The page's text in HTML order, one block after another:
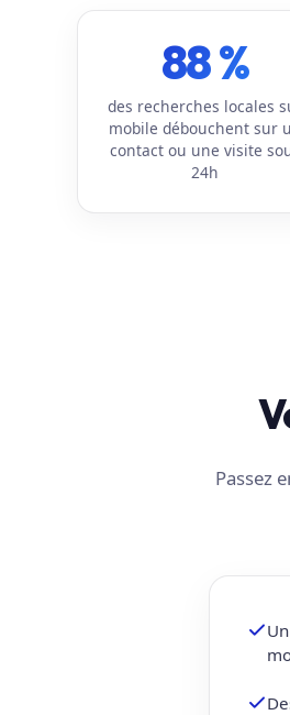
88 %
des recherches locales
mobile débouchent sur
contact ou une visite
24h
Passez